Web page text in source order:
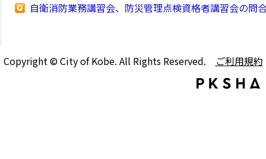
自衛消防業務講習会、防災管理点検資格者講習会の問
Copyright © City of Kobe. All Rights Reserved. ご利用規約